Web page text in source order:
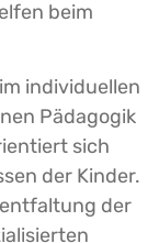
beim
individuellen
Pädagogik
sich
der Kinder.
der